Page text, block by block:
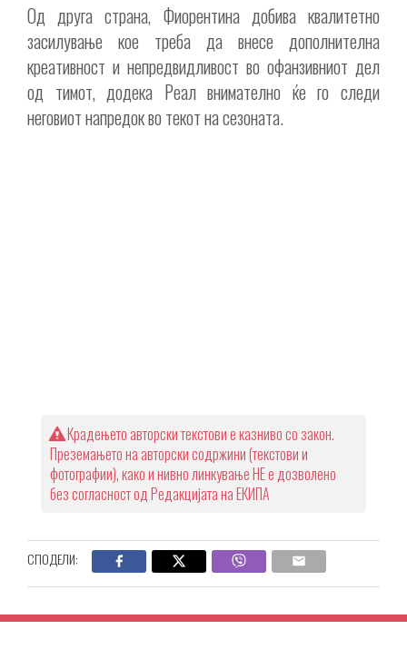
Од друга страна, Фиорентина добива квалитетно
засилување кое треба да внесе дополнителна
креативност и непредвидливост во офанзивниот дел
од тимот, додека Реал внимателно ќе го следи
неговиот напредок во текот на сезоната.
Крадењето авторски текстови е казниво со закон.
Преземањето на авторски содржини (текстови и
фотографии), како и нивно линкување НЕ е дозволено
без согласност од Редакцијата на ЕКИПА
СПОДЕЛИ: